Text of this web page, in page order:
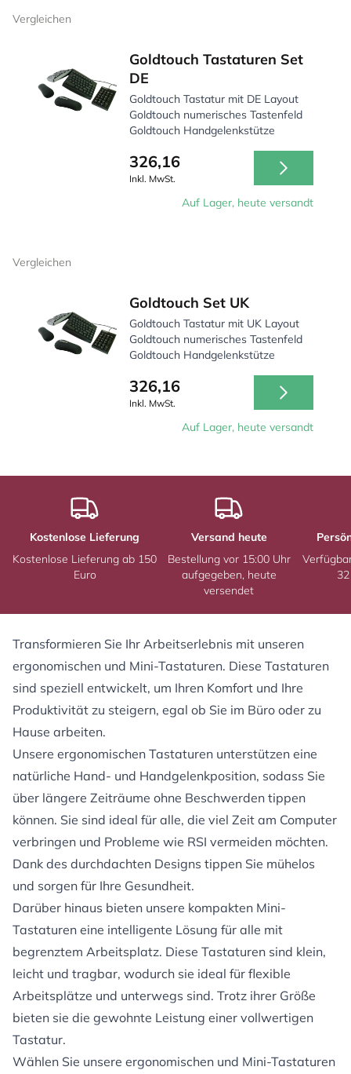
den richtigen Werkzeugen in Reichweite.
Vergleichen
Goldtouch Tastaturen Set
DE
Goldtouch Tastatur mit DE Layout
Goldtouch numerisches Tastenfeld
Goldtouch Handgelenkstütze
326,16
Inkl. MwSt.
Auf Lager, heute versandt
Vergleichen
Goldtouch Set UK
Goldtouch Tastatur mit UK Layout
Goldtouch numerisches Tastenfeld
Goldtouch Handgelenkstütze
326,16
Inkl. MwSt.
Auf Lager, heute versandt
Kostenlose Lieferung
Kostenlose Lieferung ab 150
Euro
Versand heute
Bestellung vor 15:00 Uhr
aufgegeben, heute
versendet
Transformieren Sie Ihr Arbeitserlebnis mit unseren
ergonomischen und Mini-Tastaturen. Diese Tastaturen
sind speziell entwickelt, um Ihren Komfort und Ihre
Produktivität zu steigern, egal ob Sie im Büro oder zu
Hause arbeiten.
Unsere ergonomischen Tastaturen unterstützen eine
natürliche Hand- und Handgelenkposition, sodass Sie
über längere Zeiträume ohne Beschwerden tippen
können. Sie sind ideal für alle, die viel Zeit am Computer
verbringen und Probleme wie RSI vermeiden möchten.
Dank des durchdachten Designs tippen Sie mühelos
und sorgen für Ihre Gesundheit.
Darüber hinaus bieten unsere kompakten Mini-
Tastaturen eine intelligente Lösung für alle mit
begrenztem Arbeitsplatz. Diese Tastaturen sind klein,
leicht und tragbar, wodurch sie ideal für flexible
Arbeitsplätze und unterwegs sind. Trotz ihrer Größe
bieten sie die gewohnte Leistung einer vollwertigen
Tastatur.
Wählen Sie unsere ergonomischen und Mini-Tastaturen